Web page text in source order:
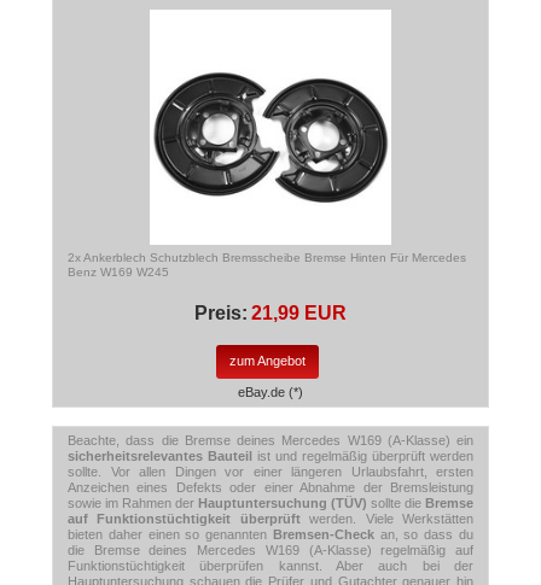
2x Ankerblech Schutzblech Bremsscheibe Bremse Hinten Für Mercedes
Benz W169 W245
Preis: 21,99 EUR
zum Angebot
eBay.de (*)
Beachte, dass die Bremse deines Mercedes W169 (A-Klasse) ein
sicherheitsrelevantes Bauteil
ist und regelmäßig überprüft werden
sollte. Vor allen Dingen vor einer längeren Urlaubsfahrt, ersten
Anzeichen eines Defekts oder einer Abnahme der Bremsleistung
sowie im Rahmen der Hauptuntersuchung (TÜV) sollte die Bremse
auf Funktionstüchtigkeit überprüftwerden. Viele Werkstätten
bieten daher einen so genannten Bremsen-Checkan, so dass du
die Bremse deines Mercedes W169 (A-Klasse) regelmäßig auf
Funktionstüchtigkeit überprüfen kannst. Aber auch bei der
Hauptuntersuchung schauen die Prüfer und Gutachter genauer hin